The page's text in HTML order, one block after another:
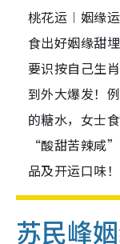
桃花运︱姻缘
食出好姻缘甜
要识按自己生
到外大爆发！
的糖水，女士
“酸甜苦辣咸
品及开运口味！
苏民峰